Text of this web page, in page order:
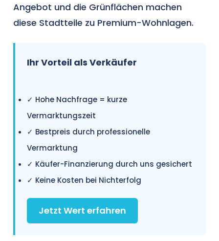
Angebot und die Grünflächen machen
diese Stadtteile zu Premium-Wohnlagen.
Ihr Vorteil als Verkäufer
✓ Hohe Nachfrage = kurze
Vermarktungszeit
✓ Bestpreis durch professionelle
Vermarktung
✓ Käufer-Finanzierung durch uns gesichert
✓ Keine Kosten bei Nichterfolg
Jetzt Wert erfahren